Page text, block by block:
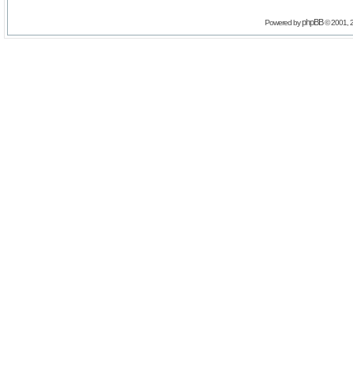
Powered byphpBB© 2001,